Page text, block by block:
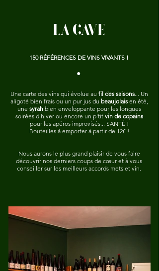
Une carte des vins qui évolue au fil des saisons... Un
aligoté bien frais ou un pur jus du beaujolaisen été,
une syrahbien enveloppante pour les longues
soirées d'hiver ou encore un p'tit vin de copains
pour les apéros improvisés... SANTÉ !
Bouteilles à emporter à partir de 12€ !
Nous aurons le plus grand plaisir de vous faire
découvrir nos derniers coups de cœur et à vous
conseiller sur les meilleurs accords mets et vin.
150 RÉFÉRENCES DE VINS VIVANTS !
•
LA CAVE